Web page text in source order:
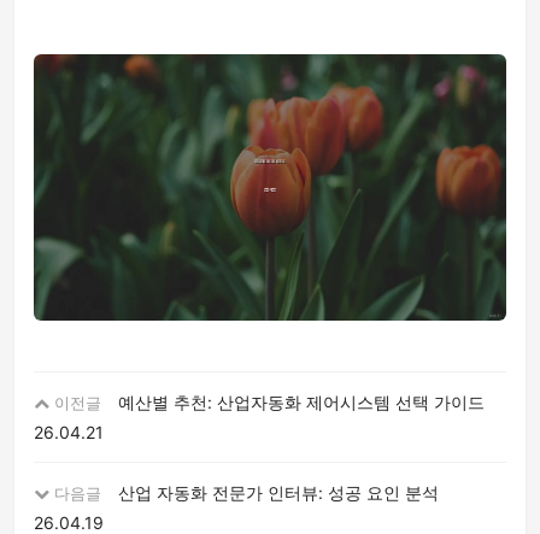
이전글
예산별 추천: 산업자동화 제어시스템 선택 가이드
26.04.21
다음글
산업 자동화 전문가 인터뷰: 성공 요인 분석
26.04.19